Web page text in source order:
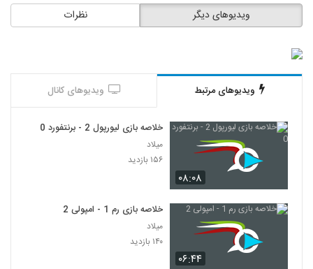
نظرات ویدیوهای دیگر
ویدیوهای مرتبط ویدیوهای کانال
۰۸:۰۸
خلاصه بازی لیورپول 2 - برنتفورد 0
میلاد
۱۵۶ بازدید
۰۶:۴۴
خلاصه بازی رم 1 - امپولی 2
میلاد
۱۴۰ بازدید